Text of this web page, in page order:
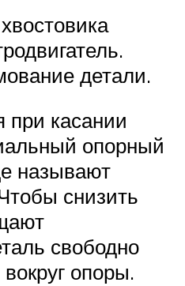
детали.
при касании
опорный
называют
снизить
свободно
опоры.